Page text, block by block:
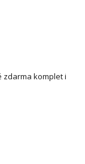
zdarma komplet i